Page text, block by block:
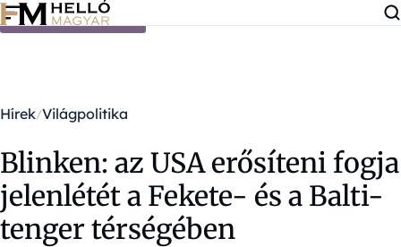
Ugrás a tartalomra
Hírek Világpolitika
Blinken: az USA erősíteni fogja
jelenlétét a Fekete- és a Balti-
tenger térségében